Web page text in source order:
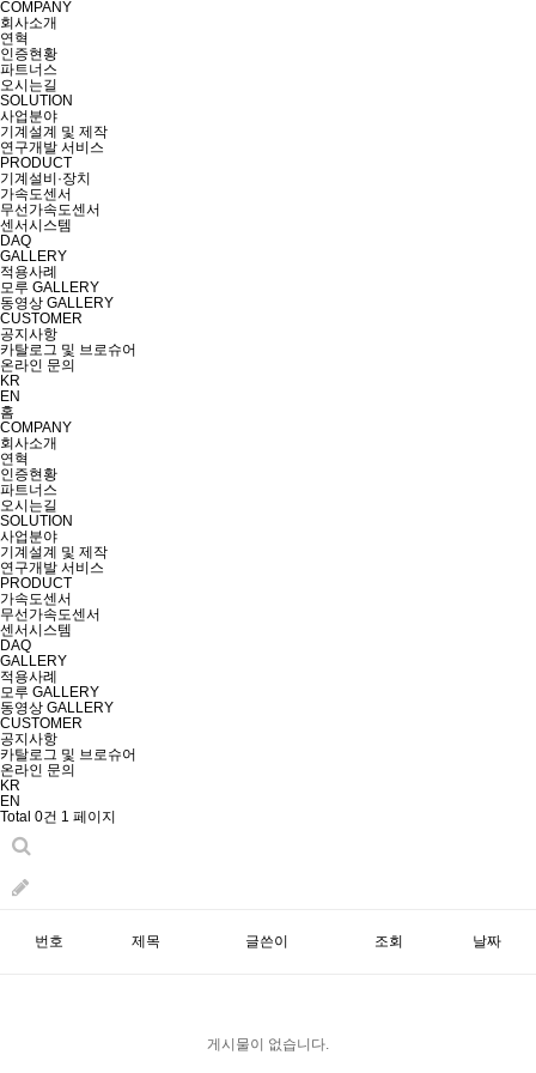
COMPANY
회사소개
연혁
인증현황
파트너스
오시는길
SOLUTION
사업분야
기계설계 및 제작
연구개발 서비스
PRODUCT
기계설비·장치
가속도센서
무선가속도센서
센서시스템
DAQ
GALLERY
적용사례
모루 GALLERY
동영상 GALLERY
CUSTOMER
공지사항
카탈로그 및 브로슈어
온라인 문의
KR
EN
홈
COMPANY
회사소개
연혁
인증현황
파트너스
오시는길
SOLUTION
사업분야
기계설계 및 제작
연구개발 서비스
PRODUCT
가속도센서
무선가속도센서
센서시스템
DAQ
GALLERY
적용사례
모루 GALLERY
동영상 GALLERY
CUSTOMER
공지사항
카탈로그 및 브로슈어
온라인 문의
KR
EN
Total 0건 1 페이지
번호 제목 글쓴이 조회 날짜
게시물이 없습니다.